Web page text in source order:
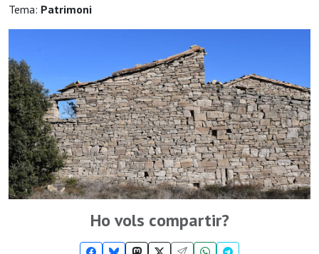
Tema: Patrimoni
Ho vols compartir?